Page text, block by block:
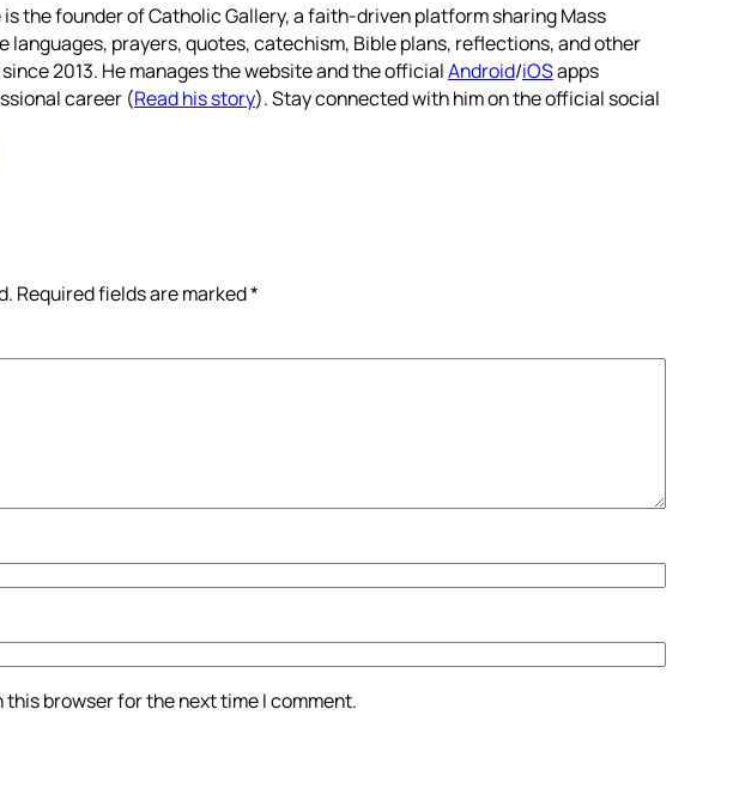
the founder of Catholic Gallery, a faith-driven platform sharing Mass
languages, prayers, quotes, catechism, Bible plans, reflections, and other
2013. He manages the website and the officialAndroid/iOSapps
career (Read his story). Stay connected with him on the official social
Required fields are marked*
this browser for the next time I comment.